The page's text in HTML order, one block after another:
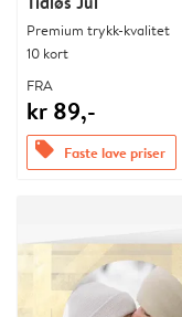
Premium trykk-kvalitet
10 kort
FRA
kr 89,-
offers Faste lave priser